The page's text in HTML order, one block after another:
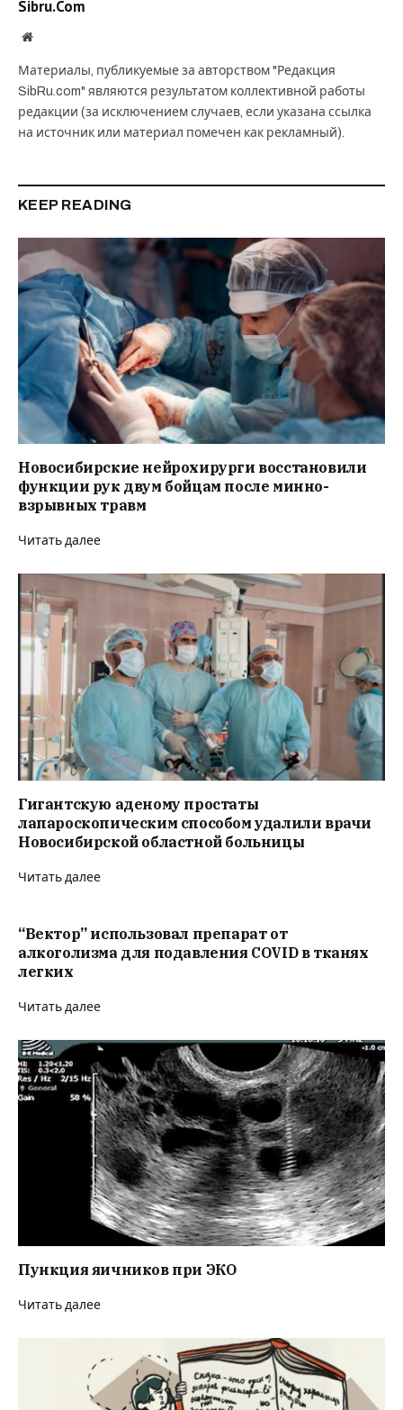
Sibru.Com
Website
Материалы, публикуемые за авторством "Редакция
SibRu.com" являются результатом коллективной работы
редакции (за исключением случаев, если указана ссылка
на источник или материал помечен как рекламный).
KEEP READING
Новосибирские нейрохирурги восстановили
функции рук двум бойцам после минно-
взрывных травм
Читать далее
Гигантскую аденому простаты
лапароскопическим способом удалили врачи
Новосибирской областной больницы
Читать далее
“Вектор” использовал препарат от
алкоголизма для подавления COVID в тканях
легких
Читать далее
Пункция яичников при ЭКО
Читать далее